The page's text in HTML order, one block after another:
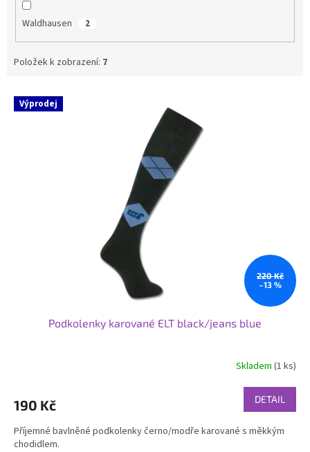
Waldhausen 2
Položek k zobrazení: 7
V Výprodej
220 Kč
–13 %
Podkolenky karované ELT black/jeans blue
Skladem (1 ks)
190 Kč DETAIL
Příjemné bavlněné podkolenky černo/modře karované s měkkým
chodidlem.